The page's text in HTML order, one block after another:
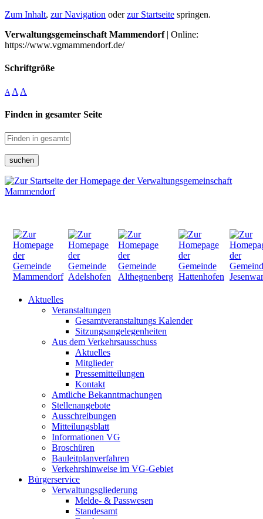
Zum Inhalt, zur Navigation oderzur Startseite springen.
Verwaltungsgemeinschaft Mammendorf| Online:
https://www.vgmammendorf.de/
Schriftgröße
A A A
Finden in gesamter Seite
suchen
Aktuelles
Veranstaltungen
Gesamtveranstaltungs Kalender
Sitzungsangelegenheiten
Aus dem Verkehrsausschuss
Aktuelles
Mitglieder
Pressemitteilungen
Kontakt
Amtliche Bekanntmachungen
Stellenangebote
Ausschreibungen
Mitteilungsblatt
Informationen VG
Broschüren
Bauleitplanverfahren
Verkehrshinweise im VG-Gebiet
Bürgerservice
Verwaltungsgliederung
Melde- & Passwesen
Standesamt